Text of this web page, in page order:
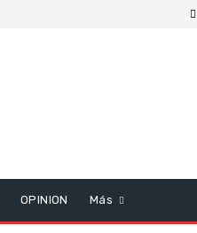
OPINION Más